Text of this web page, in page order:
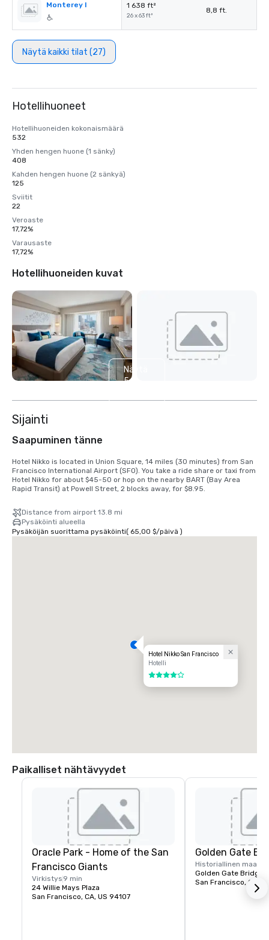
Monterey I 1 638 ft²
26 x 63 ft²
8,8 ft.
Näytä kaikki tilat (27)
Hotellihuoneet
Hotellihuoneiden kokonaismäärä
532
Yhden hengen huone (1 sänky)
408
Kahden hengen huone (2 sänkyä)
125
Sviitit
22
Veroaste
17,72%
Varausaste
17,72%
Hotellihuoneiden kuvat
Näytä
5
Sijainti
Saapuminen tänne
Hotel Nikko is located in Union Square, 14 miles (30 minutes) from San
Francisco International Airport (SFO). You take a ride share or taxi from
Hotel Nikko for about $45-50 or hop on the nearby BART (Bay Area
Rapid Transit) at Powell Street, 2 blocks away, for $8.95.
Distance from airport 13.8 mi
Pysäköinti alueella
Pysäköijän suorittama pysäköinti( 65,00 $/päivä )
Hotel Nikko San Francisco
Hotelli
4 / 5
Paikalliset nähtävyydet
Oracle Park - Home of the San
Francisco Giants
Virkistys 9 min
24 Willie Mays Plaza
San Francisco, CA, US 94107
Golden Gate
Historiallinen
Golden Gate Bridge
San Francisco, CA,